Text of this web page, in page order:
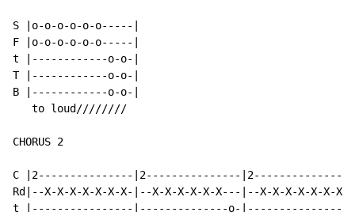
S |o-o-o-o-o-o-----|
F |o-o-o-o-o-o-----|
t |------------o-o-|
T |------------o-o-|
B |------------o-o-|
   to loud////////
CHORUS 2
C |2---------------|2---------------|2---------------
Rd|--X-X-X-X-X-X-X-|--X-X-X-X-X-X---|--X-X-X-X-X-
t |----------------|--------------o-|----------------